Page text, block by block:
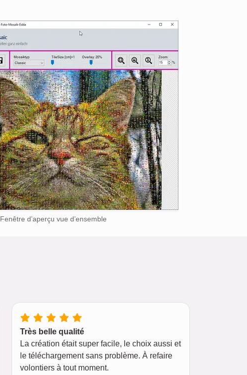
Fenêtre d’aperçu vue d’ensemble
Très belle qualité
La création était super facile, le choix aussi et
le téléchargement sans problème. À refaire
volontiers à tout moment.